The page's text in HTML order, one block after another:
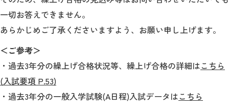
2026年9月入学者向け 新入生サイト
MGグッズ オンラインショップ
（外部サイト）
一切お答えできません。
あらかじめご了承くださいますよう、お願い申し上げます。
＜ご参考＞
・過去3年分の繰上げ合格状況等、繰上げ合格の詳細はこちら
(入試要項 P.53)
・過去3年分の一般入学試験(A日程)入試データはこちら